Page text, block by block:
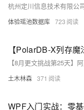
体验瑶池数据库 723
土木林森 371